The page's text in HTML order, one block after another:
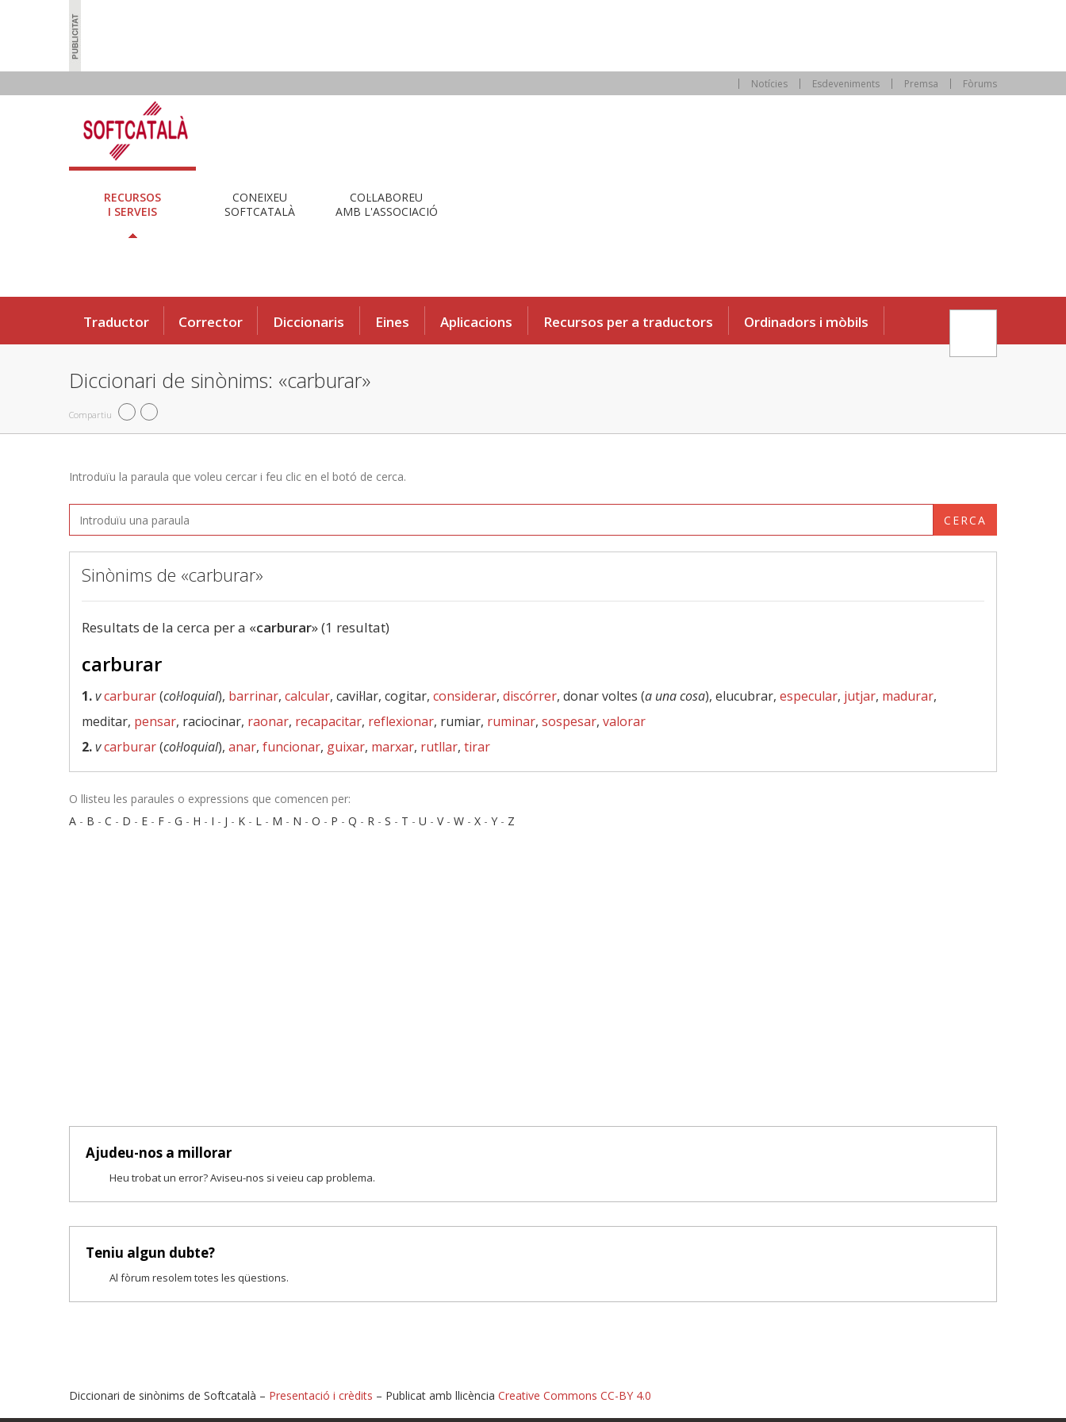
Notícies Esdeveniments Premsa Fòrums
RECURSOS
I SERVEIS
CONEIXEU
SOFTCATALÀ
COL·LABOREU
AMB L'ASSOCIACIÓ
Traductor Corrector Diccionaris Eines Aplicacions Recursos per a traductors Ordinadors i mòbils
Diccionari de sinònims: «carburar»
Compartiu
Introduïu la paraula que voleu cercar i feu clic en el botó de cerca.
CERCA
Sinònims de «carburar»
Resultats de la cerca per a «carburar» (1 resultat)
carburar
1.vcarburar(col·loquial), barrinar, calcular, cavil·lar, cogitar, considerar, discórrer, donar voltes (a una cosa), elucubrar, especular, jutjar, madurar,
meditar, pensar, raciocinar, raonar, recapacitar, reflexionar, rumiar, ruminar, sospesar, valorar
2.vcarburar(col·loquial), anar, funcionar, guixar, marxar, rutllar, tirar
O llisteu les paraules o expressions que comencen per:
A - B - C - D - E - F - G - H - I - J - K - L - M - N - O - P - Q - R - S - T - U - V- W - X - Y - Z
Ajudeu-nos a millorar
Heu trobat un error? Aviseu-nos si veieu cap problema.
Teniu algun dubte?
Al fòrum resolem totes les qüestions.
Diccionari de sinònims de Softcatalà – Presentació i crèdits – Publicat amb llicència Creative Commons CC-BY 4.0